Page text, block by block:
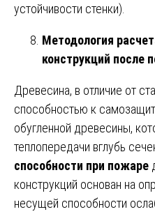
устойчивости стенки).
Методология
конструкций после
Древесина, в отличие от
способностью к
обугленной древесины,
теплопередачи вглубь
способности при пожаре
конструкций основан на
несущей способности